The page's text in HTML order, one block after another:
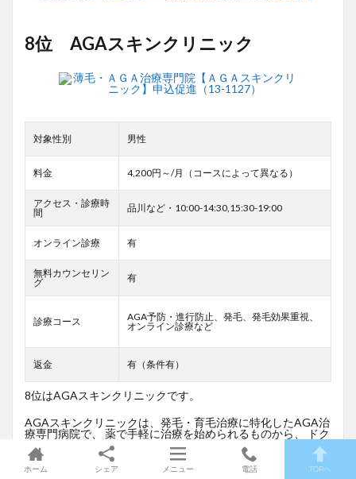
8位 AGAスキンクリニック
対象性別 男性
料金 4,200円～/月（コースによって異なる）
アクセス・診療時
間
品川など・10:00-14:30,15:30-19:00
オンライン診療 有
無料カウンセリン
グ
有
診療コース
AGA予防・進行防止、発毛、発毛効果重視、
オンライン診療など
返金 有（条件有）
8位はAGAスキンクリニックです。
AGAスキンクリニックは、発毛・育毛治療に特化したAGA治
療専門病院で、 薬で手軽に治療を始められるものから、 ドク
ター施術による本格的な発毛治療が受けられるものまで幅広
く対応できるのが自慢です。
ホーム シェア メニュー 電話 TOPへ